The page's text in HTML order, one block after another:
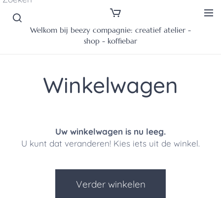
Welkom bij beezy compagnie: creatief atelier -
shop - koffiebar
Winkelwagen
Uw winkelwagen is nu leeg.
U kunt dat veranderen! Kies iets uit de winkel.
Verder winkelen